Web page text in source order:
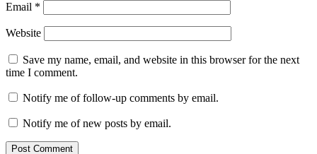
Email *
Website
Save my name, email, and website in this browser for the next
time I comment.
Notify me of follow-up comments by email.
Notify me of new posts by email.